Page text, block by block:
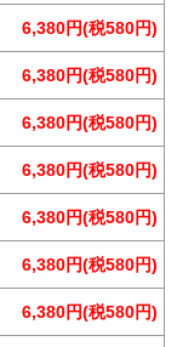
6,380円(税580円)
6,380円(税580円)
6,380円(税580円)
6,380円(税580円)
6,380円(税580円)
6,380円(税580円)
6,380円(税580円)